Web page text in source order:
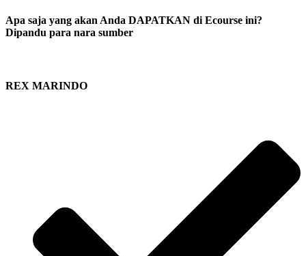
Apa saja yang akan Anda DAPATKAN di Ecourse ini?
Dipandu para nara sumber
REX MARINDO